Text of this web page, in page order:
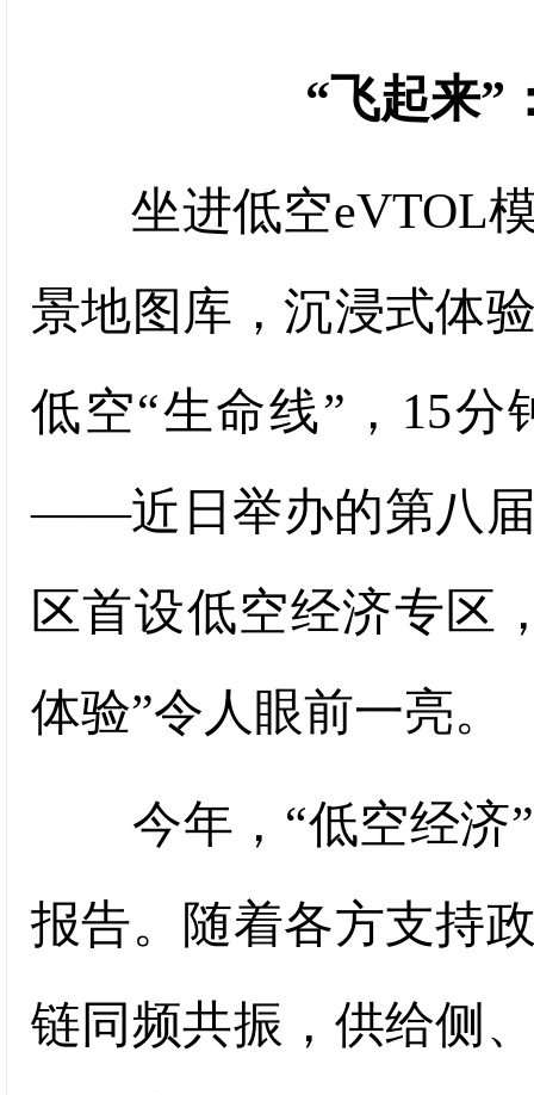
“飞起来”
坐进低空eVTOL模
景地图库，沉浸式体
低空“生命线”，15
——近日举办的第八届
区首设低空经济专区
体验”令人眼前一亮。
今年，“低空经济”
报告。随着各方支持
链同频共振，供给侧